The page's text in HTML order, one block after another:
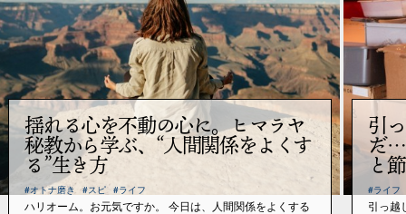
揺れる心を不動の心に。ヒマラヤ
秘教から学ぶ、“人間関係をよくす
る”生き方
#オトナ磨き #スピ #ライフ
ハリオーム。お元気ですか。 今日は、人間関係をよくする
引
だ…
と
#ライフ
引っ越